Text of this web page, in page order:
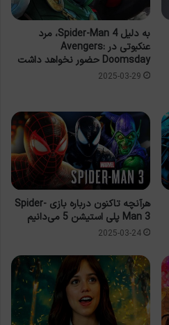
به دلیل Spider-Man 4، مرد
عنکبوتی در Avengers:
Doomsday حضور نخواهد داشت
2025-03-29
هرآنچه تاکنون درباره بازی Spider-
Man 3 پلی استیشن 5 می‌دانیم
2025-03-24